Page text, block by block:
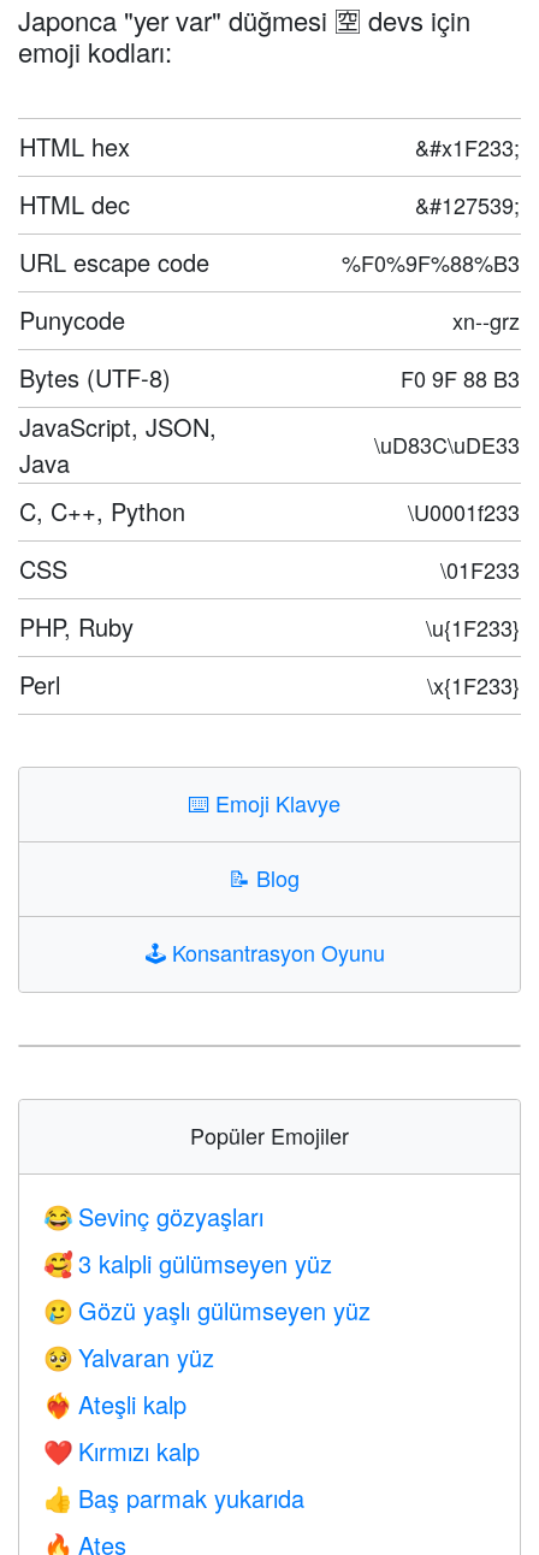
Japonca "yer var" düğmesi 🈳 devs için
emoji kodları:
HTML hex &#x1F233;
HTML dec &#127539;
URL escape code %F0%9F%88%B3
Punycode xn--grz
Bytes (UTF-8) F0 9F 88 B3
JavaScript, JSON,
Java
\uD83C\uDE33
C, C++, Python \U0001f233
CSS \01F233
PHP, Ruby \u{1F233}
Perl \x{1F233}
⌨️ Emoji Klavye
📝 Blog
🕹️ Konsantrasyon Oyunu
Popüler Emojiler
😂 Sevinç gözyaşları
🥰 3 kalpli gülümseyen yüz
🥲 Gözü yaşlı gülümseyen yüz
🥺 Yalvaran yüz
❤️‍🔥 Ateşli kalp
❤️ Kırmızı kalp
👍 Baş parmak yukarıda
🔥 Ateş